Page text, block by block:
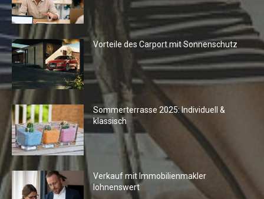
Vorteile des Carport mit Sonnenschutz
Sommerterrasse 2025: Individuell &
klassisch
Verkauf mit Immobilienmakler
lohnenswert